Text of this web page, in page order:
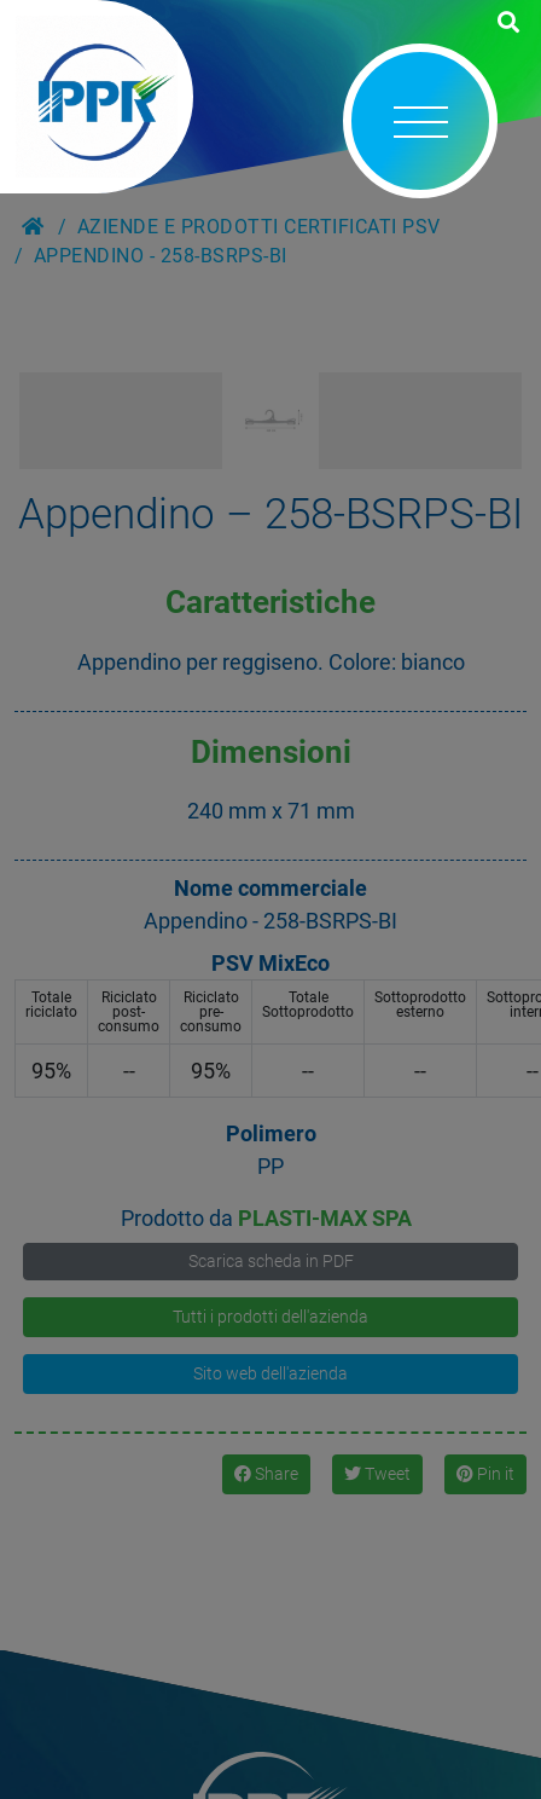
AZIENDE E PRODOTTI CERTIFICATI PSV
APPENDINO - 258-BSRPS-BI
Appendino – 258-BSRPS-BI
Caratteristiche
Appendino per reggiseno. Colore: bianco
Dimensioni
240 mm x 71 mm
Nome commerciale
Appendino - 258-BSRPS-BI
PSV MixEco
Totale
riciclato
Riciclato
post-
consumo
Riciclato
pre-
consumo
Totale
Sottoprodotto
Sottoprodotto
esterno
95% -- 95% -- -- --
Polimero
PP
Prodotto da PLASTI-MAX SPA
Scarica scheda in PDF
Tutti i prodotti dell'azienda
Sito web dell'azienda
Share Tweet Pin it